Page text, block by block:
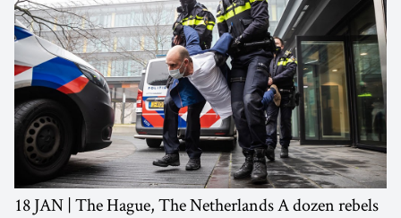
18 JAN | The Hague, The Netherlands A dozen rebels